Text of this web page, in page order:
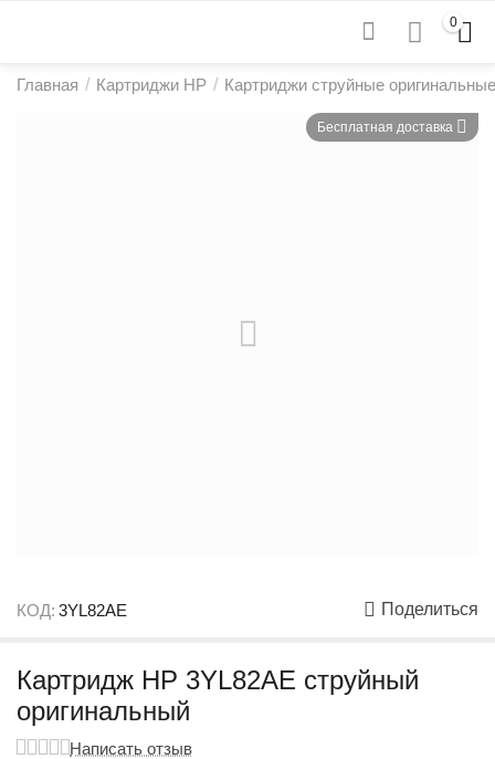
0
Главная / Картриджи HP / Картриджи струйные
Бесплатная доставка
КОД: 3YL82AE Поделиться
Картридж HP 3YL82AE струйный
оригинальный
Написать отзыв